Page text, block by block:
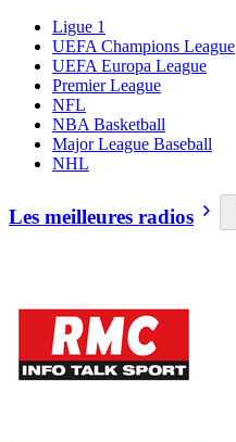
Ligue 1
UEFA Champions League
UEFA Europa League
Premier League
NFL
NBA Basketball
Major League Baseball
NHL
Les meilleures radios